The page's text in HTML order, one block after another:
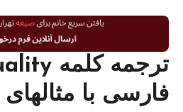
فارسی با مثالهای